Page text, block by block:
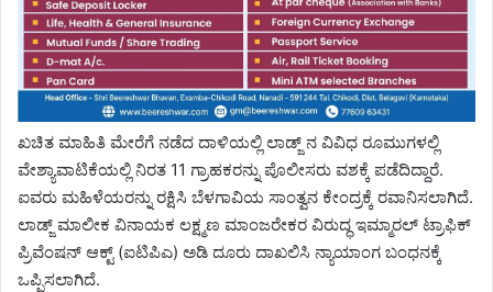
ಖಚಿತ ಮಾಹಿತಿ ಮೇರೆಗೆ ನಡೆದ ದಾಳಿಯಲ್ಲಿ ಲಾಡ್ಜ್ ನ ವಿವಿಧ ರೂಮುಗಳಲ್ಲಿ
ವೇಶ್ಯಾವಾಟಿಕೆಯಲ್ಲಿ ನಿರತ 11 ಗ್ರಾಹಕರನ್ನು ಪೊಲೀಸರು ವಶಕ್ಕೆ ಪಡೆದಿದ್ದಾರೆ.
ಐವರು ಮಹಿಳೆಯರನ್ನು ರಕ್ಷಿಸಿ ಬೆಳಗಾವಿಯ ಸಾಂತ್ವನ ಕೇಂದ್ರಕ್ಕೆ ರವಾನಿಸಲಾಗಿದೆ.
ಲಾಡ್ಜ್ ಮಾಲೀಕ ವಿನಾಯಕ ಲಕ್ಷ್ಮಣ ಮಾಂಜರೇಕರ ವಿರುದ್ಧ ಇಮ್ಮಾರಲ್ ಟ್ರಾಫಿಕ್
ಪ್ರಿವೆಂಷನ್ ಆಕ್ಟ್ (ಐಟಿಪಿಎ) ಅಡಿ ದೂರು ದಾಖಲಿಸಿ ನ್ಯಾಯಾಂಗ ಬಂಧನಕ್ಕೆ
ಒಪ್ಪಿಸಲಾಗಿದೆ.